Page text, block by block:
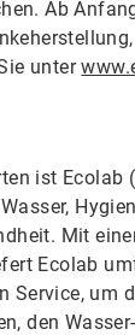
Ab
unter
ist Ecolab
Mit
Ecolab
Service, um
den